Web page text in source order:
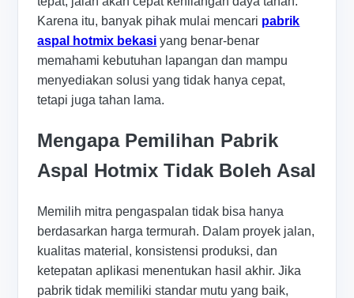
Karena itu, banyak pihak mulai mencari pabrik
aspal hotmix bekasi yang benar-benar
memahami kebutuhan lapangan dan mampu
menyediakan solusi yang tidak hanya cepat,
tetapi juga tahan lama.
Mengapa Pemilihan Pabrik
Aspal Hotmix Tidak Boleh Asal
Memilih mitra pengaspalan tidak bisa hanya
berdasarkan harga termurah. Dalam proyek jalan,
kualitas material, konsistensi produksi, dan
ketepatan aplikasi menentukan hasil akhir. Jika
pabrik tidak memiliki standar mutu yang baik,